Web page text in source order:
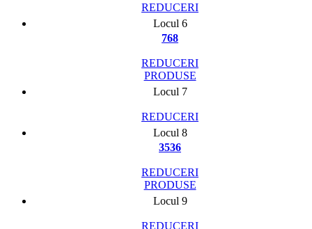
REDUCERI
Locul 6
768
REDUCERI
PRODUSE
Locul 7
REDUCERI
Locul 8
3536
REDUCERI
PRODUSE
Locul 9
REDUCERI